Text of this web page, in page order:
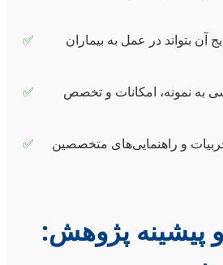
✅
آن بتواند در عمل به بیماران
✅
به نمونه، امکانات و تخصص
✅
و راهنمایی‌های متخصصین
و پیشینه پژوهش: